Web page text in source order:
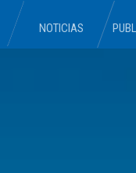
NOTICIAS